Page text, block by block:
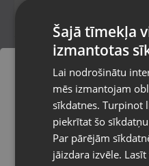
Rīga, Nīcgales iela 2b
Stāvoklis Mazlietots
10.00€
Pasūtījumi
izvēlēto valsti
Vietnes saturs būs
Šajā tīmekļa
izmantotas
Lai nodrošinātu
mēs izmantojam
sīkdatnes. Turpinot
piekrītat šo
Par pārējām
jāizdara izvēle.